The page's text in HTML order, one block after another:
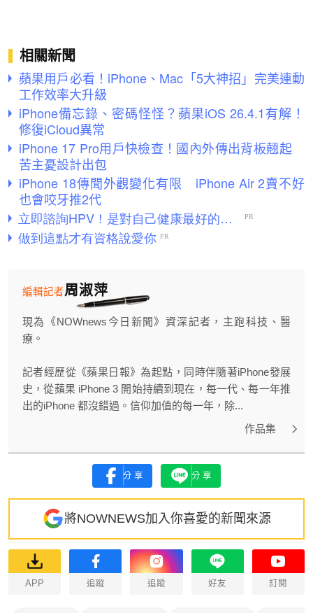
相關新聞
蘋果用戶必看！iPhone、Mac「5大神招」完美連動
工作效率大升級
iPhone備忘錄、密碼怪怪？蘋果iOS 26.4.1有解！
修復iCloud異常
iPhone 17 Pro用戶快檢查！國內外傳出背板翹起
苦主憂設計出包
iPhone 18傳聞外觀變化有限 iPhone Air 2賣不好
也會咬牙推2代
周淑萍
編輯記者
現為《NOWnews今日新聞》資深記者，主跑科技、醫
療。
記者經歷從《蘋果日報》為起點，同時伴隨著iPhone發展
史，從蘋果 iPhone 3 開始持續到現在，每一代、每一年推
出的iPhone 都沒錯過。信仰加值的每一年，除...
作品集
分享 分享
將NOWNEWS加入你喜愛的新聞來源
APP 追蹤 追蹤 好友 訂閱